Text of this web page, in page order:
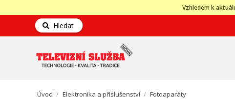
Vzhledem k
Hledat
Úvod / Elektronika a příslušenství / Fotoaparáty